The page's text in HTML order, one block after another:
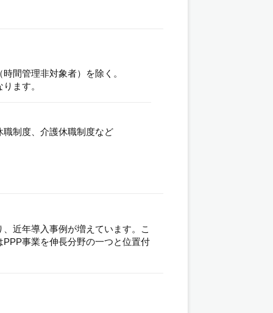
間管理非対象者）を除く。
ます。
制度、介護休職制度など
近年導入事例が増えています。こ
事業を伸長分野の一つと位置付